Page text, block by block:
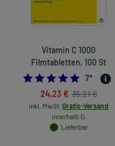
Vitamin C 1000
Filmtabletten, 100 St
5.0
7*
24,23 € 35,21 €
inkl. MwSt. Gratis-Versand
innerhalb D.
Lieferbar